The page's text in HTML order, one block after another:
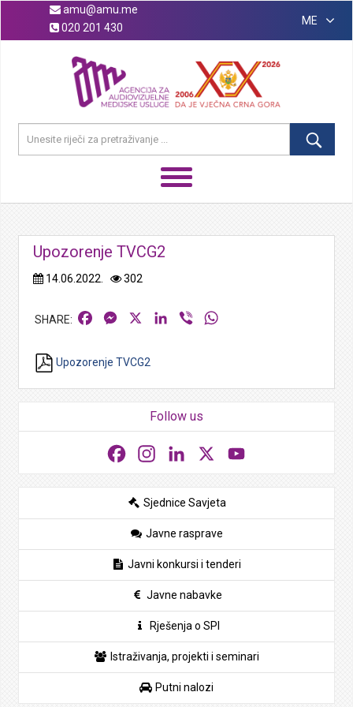
amu@amu.me
020 201 430
ME
Upozorenje TVCG2
14.06.2022. 302
FacebookMessengerLinkedIn
Viber
Upozorenje TVCG2
Follow us
FacebookInstagramLinkedIn
Sjednice Savjeta
Javne rasprave
Javni konkursi i tenderi
Javne nabavke
Rješenja o SPI
Istraživanja, projekti i seminari
Putni nalozi